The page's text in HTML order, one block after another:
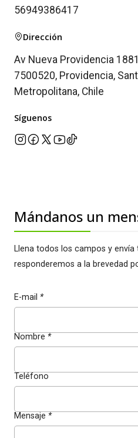
56949386417
Dirección
Av Nueva Providencia
7500520, Providencia,
Metropolitana, Chile
Síguenos
Mándanos un
Llena todos los campos y envía
responderemos a la brevedad
E-mail *
Nombre *
Teléfono
Mensaje *